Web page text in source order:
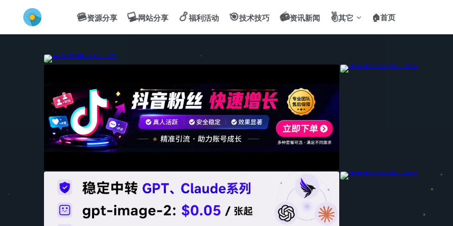
🍔资源分享 💻网站分享 🍗福利活动 🎯技术技巧 📻资讯新闻 ✌️其它 🏠首页